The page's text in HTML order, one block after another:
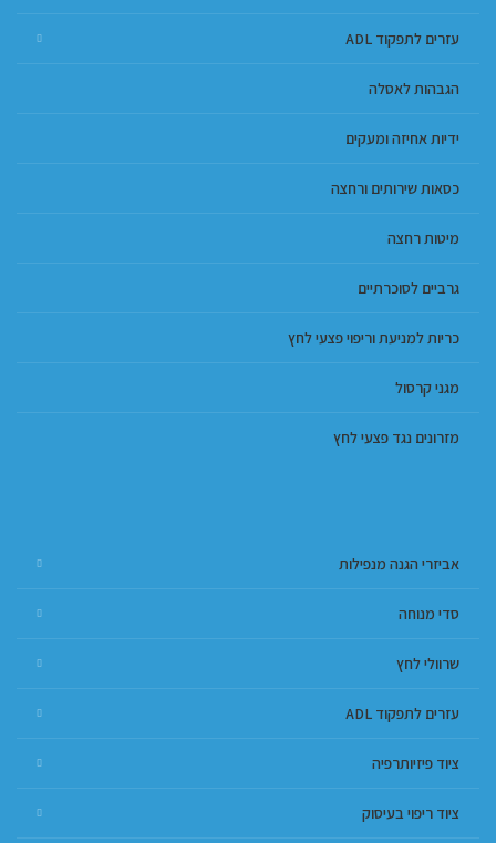
עזרים לתפקוד ADL
הגבהות לאסלה
ידיות אחיזה ומעקים
כסאות שירותים ורחצה
מיטות רחצה
גרביים לסוכרתיים
כריות למניעת וריפוי פצעי לחץ
מגני קרסול
מזרונים נגד פצעי לחץ
אביזרי הגנה מנפילות
סדי מנוחה
שרוולי לחץ
עזרים לתפקוד ADL
ציוד פיזיותרפיה
ציוד ריפוי בעיסוק